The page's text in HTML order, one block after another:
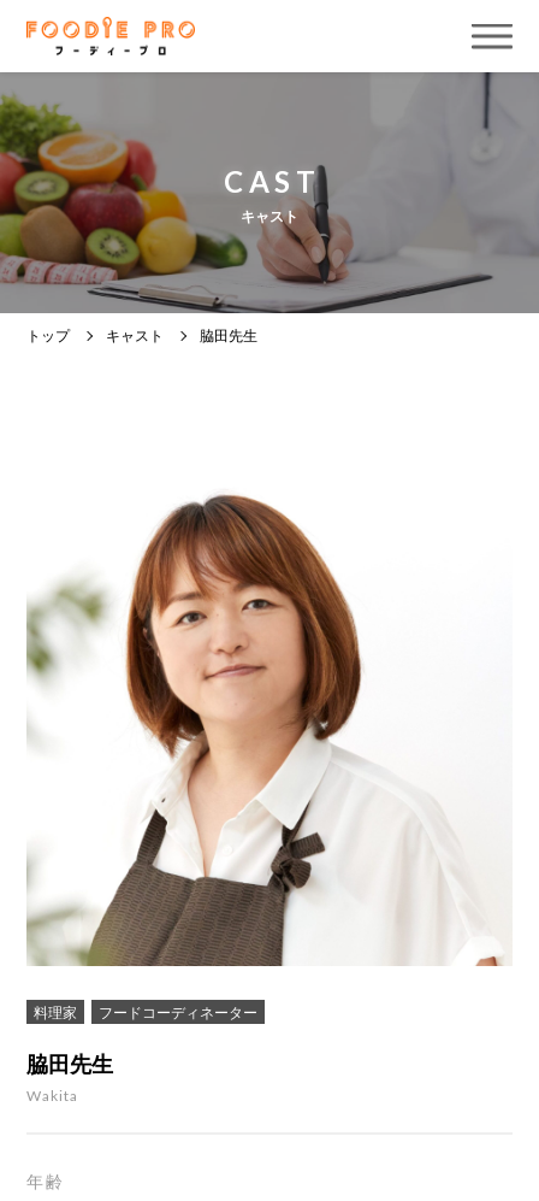
キャスト
CAST
トップ キャスト 脇田先生
料理家 フードコーディネーター
脇田先生
Wakita
年齢